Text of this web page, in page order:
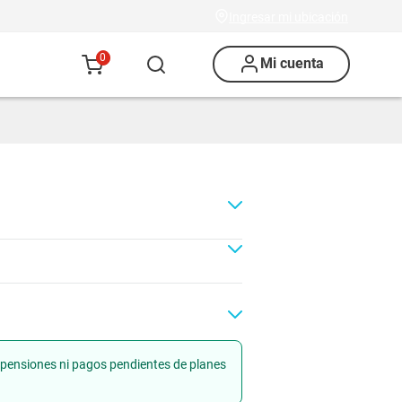
0 Mi cuenta
Renovaciónni pagos pendientes de planes